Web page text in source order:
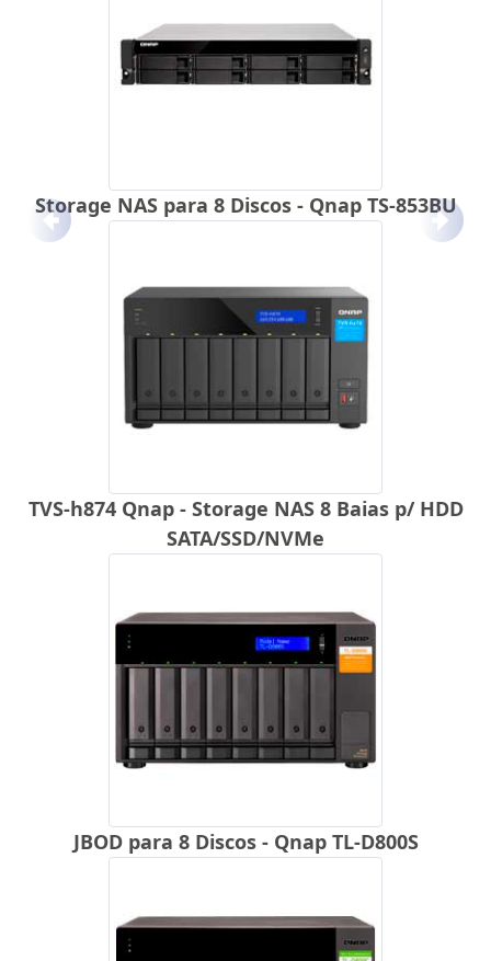
Storage NAS para 8 Discos - Qnap TS-853BU
TVS-h874 Qnap - Storage NAS 8 Baias p/ HDD
SATA/SSD/NVMe
JBOD para 8 Discos - Qnap TL-D800S
Anterior